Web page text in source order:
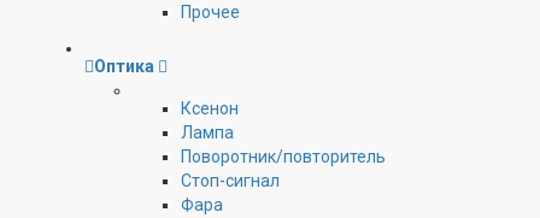
Прочее
Оптика
Ксенон
Лампа
Поворотник/повторитель
Стоп-сигнал
Фара